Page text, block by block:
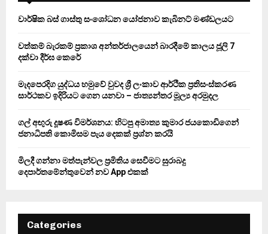
r
A
වාර්ෂික බස් ගාස්තු සංශෝධන යෝජනාව කැබිනට් මණ්ඩලයට
වත්කම් බැරකම් ප්‍රකාශ අන්තර්ජාලයෙන් බාරදීමේ කාලය ජූලි 7
දක්වා දීර්ඝ කෙරේ
මැදපෙරදිග යුද්ධය හමුවේ වුවද ශ්‍රී ලංකාව ආර්ථික ප්‍රතිසංස්කරණ
සාර්ථකව ඉදිරියට ගෙන යනවා – ජාත්‍යන්තර මූල්‍ය අරමුදල
ගල් අඟුරු දූෂණ විමර්ශනය: හිටපු අමාත්‍ය කුමාර ජයකොඩිගෙන්
ජනාධිපති කොමිසම පැය දෙකක් ප්‍රශ්න කරයි
මිලදී ගන්නා මත්පැන්වල ප්‍රමිතිය සෙවීමට සුරාබදු
දෙපාර්තමේන්තුවෙන් නව App එකක්
Categories